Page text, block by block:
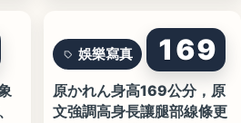
娛樂寫真 169
原かれん身高169公分，原
文強調高身長讓腿部線條更